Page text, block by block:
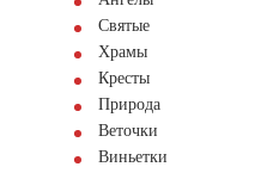
Святые
Храмы
Кресты
Природа
Веточки
Виньетки